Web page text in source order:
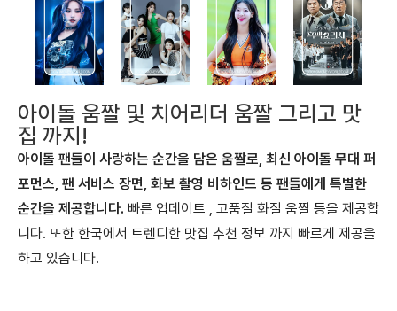
아이돌 움짤 및 치어리더 움짤 그리고 맛
집 까지!
아이돌 팬들이 사랑하는 순간을 담은 움짤로, 최신 아이돌 무대 퍼
포먼스, 팬 서비스 장면, 화보 촬영 비하인드 등 팬들에게 특별한
순간을 제공합니다. 빠른 업데이트 , 고품질 화질 움짤 등을 제공합
니다. 또한 한국에서 트렌디한 맛집 추천 정보 까지 빠르게 제공을
하고 있습니다.